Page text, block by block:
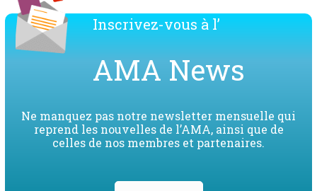
Inscrivez-vous à l’
AMA News
Ne manquez pas notre newsletter mensuelle qui
reprend les nouvelles de l’AMA, ainsi que de
celles de nos membres et partenaires.